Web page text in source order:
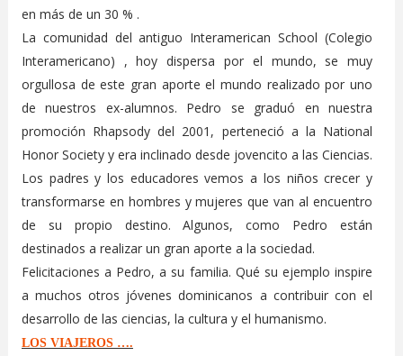
en más de un 30 % .
La comunidad del antiguo Interamerican School (Colegio
Interamericano) , hoy dispersa por el mundo, se muy
orgullosa de este gran aporte el mundo realizado por uno
de nuestros ex-alumnos. Pedro se graduó en nuestra
promoción Rhapsody del 2001, perteneció a la National
Honor Society y era inclinado desde jovencito a las Ciencias.
Los padres y los educadores vemos a los niños crecer y
transformarse en hombres y mujeres que van al encuentro
de su propio destino. Algunos, como Pedro están
destinados a realizar un gran aporte a la sociedad.
Felicitaciones a Pedro, a su familia. Qué su ejemplo inspire
a muchos otros jóvenes dominicanos a contribuir con el
desarrollo de las ciencias, la cultura y el humanismo.
LOS VIAJEROS ….